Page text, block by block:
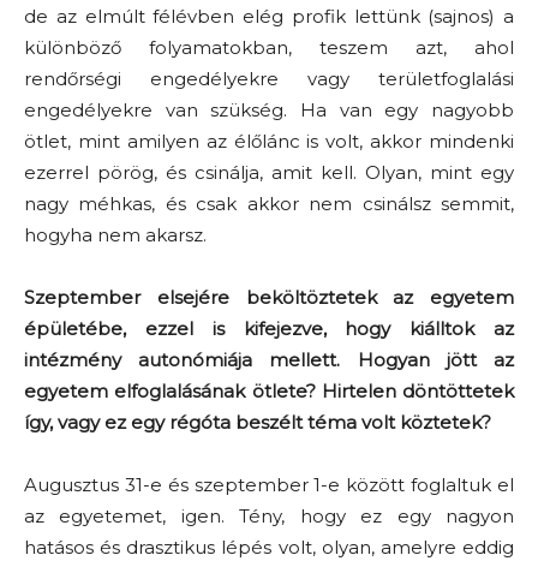
de az elmúlt félévben elég profik lettünk (sajnos) a
különböző folyamatokban, teszem azt, ahol
rendőrségi engedélyekre vagy területfoglalási
engedélyekre van szükség. Ha van egy nagyobb
ötlet, mint amilyen az élőlánc is volt, akkor mindenki
ezerrel pörög, és csinálja, amit kell. Olyan, mint egy
nagy méhkas, és csak akkor nem csinálsz semmit,
hogyha nem akarsz.
Szeptember elsejére beköltöztetek az egyetem
épületébe, ezzel is kifejezve, hogy kiálltok az
intézmény autonómiája mellett. Hogyan jött az
egyetem elfoglalásának ötlete? Hirtelen döntöttetek
így, vagy ez egy régóta beszélt téma volt köztetek?
Augusztus 31-e és szeptember 1-e között foglaltuk el
az egyetemet, igen. Tény, hogy ez egy nagyon
hatásos és drasztikus lépés volt, olyan, amelyre eddig